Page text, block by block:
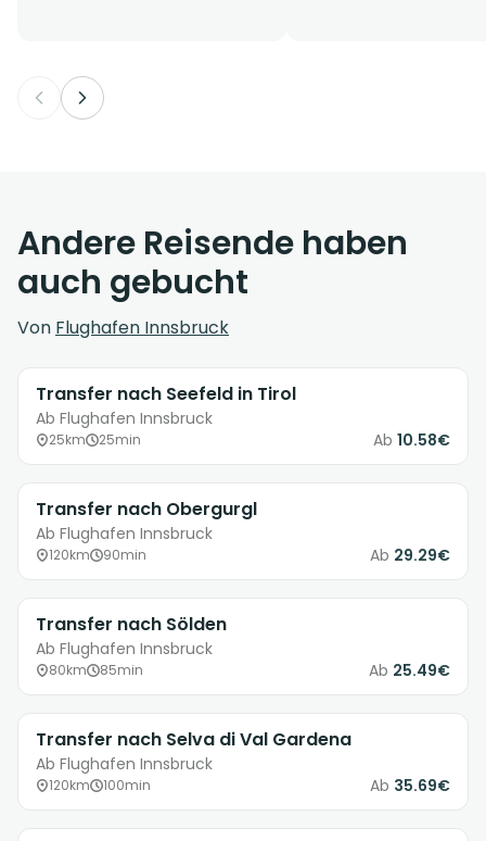
Andere Reisende haben
auch gebucht
Von Flughafen Innsbruck
Transfer nach Seefeld in Tirol
Ab Flughafen Innsbruck
25km 25min Ab 10.58€
Transfer nach Obergurgl
Ab Flughafen Innsbruck
120km 90min Ab 29.29€
Transfer nach Sölden
Ab Flughafen Innsbruck
80km 85min Ab 25.49€
Transfer nach Selva di Val Gardena
Ab Flughafen Innsbruck
120km 100min Ab 35.69€